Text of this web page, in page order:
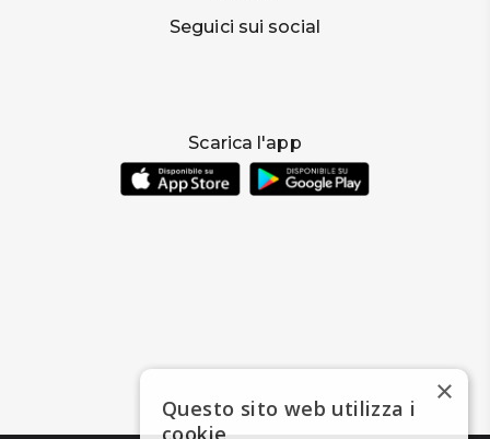
Seguici sui social
Scarica l'app
×
Questo sito web utilizza i
cookie